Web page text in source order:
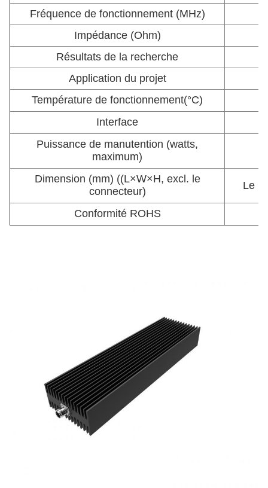
Fréquence de fonctionnement (MHz)
Impédance (Ohm)
Résultats de la recherche
Application du projet
Température de fonctionnement(°C)
Interface
Puissance de manutention (watts,
maximum)
Dimension (mm) ((L×W×H, excl. le
connecteur)
Le
Conformité ROHS